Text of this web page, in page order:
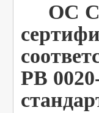
ОС
РВ